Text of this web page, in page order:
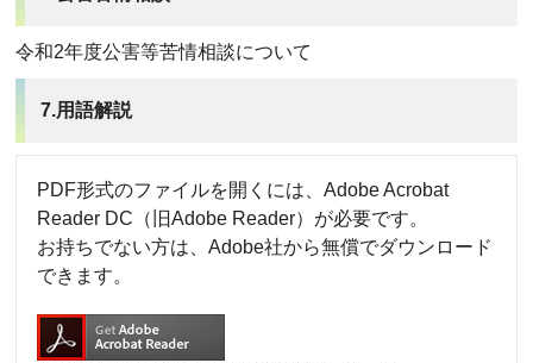
令和2年度公害等苦情相談について
7.用語解説
PDF形式のファイルを開くには、Adobe Acrobat
Reader DC（旧Adobe Reader）が必要です。
お持ちでない方は、Adobe社から無償でダウンロード
できます。